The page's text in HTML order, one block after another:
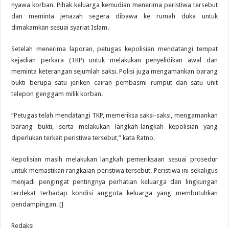
nyawa korban. Pihak keluarga kemudian menerima peristiwa tersebut
dan meminta jenazah segera dibawa ke rumah duka untuk
dimakamkan sesuai syariat Islam.
Setelah menerima laporan, petugas kepolisian mendatangi tempat
kejadian perkara (TKP) untuk melakukan penyelidikan awal dan
meminta keterangan sejumlah saksi. Polisi juga mengamankan barang
bukti berupa satu jeriken cairan pembasmi rumput dan satu unit
telepon genggam milik korban.
“Petugas telah mendatangi TKP, memeriksa saksi-saksi, mengamankan
barang bukti, serta melakukan langkah-langkah kepolisian yang
diperlukan terkait peristiwa tersebut,” kata Ratno.
Kepolisian masih melakukan langkah pemeriksaan sesuai prosedur
untuk memastikan rangkaian peristiwa tersebut. Peristiwa ini sekaligus
menjadi pengingat pentingnya perhatian keluarga dan lingkungan
terdekat terhadap kondisi anggota keluarga yang membutuhkan
pendampingan. []
Redaksi